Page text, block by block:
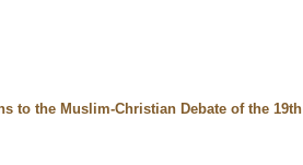
to the Muslim-Christian Debate of the 19th